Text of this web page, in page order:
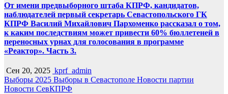
От имени предвыборного штаба КПРФ, кандидатов,
наблюдателей первый секретарь Севастопольского ГК
КПРФ Василий Михайлович Пархоменко рассказал о том,
к каким последствиям может привести 60% бюллетеней в
переносных урнах для голосования в программе
«Реактор». Часть 3.
Сен 20, 2025 kprf_admin
Выборы 2025 Выборы в Севастополе Новости партии
Новости СевКПРФ